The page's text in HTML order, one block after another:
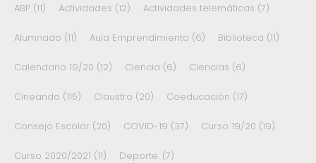
ABP (11) Actividades (12) Actividades telemáticas (7)
Alumnado (11) Aula Emprendimiento (6) Biblioteca (11)
Calendario 19/20 (12) Ciencia (6) Ciencias (6)
Cineando (115) Claustro (20) Coeducación (17)
Consejo Escolar (20) COVID-19 (37) Curso 19/20 (19)
Curso 2020/2021 (11) Deporte. (7)